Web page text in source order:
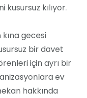
kılıyor.
gecesi
bir davet
için ayrı bir
ev
hakkında